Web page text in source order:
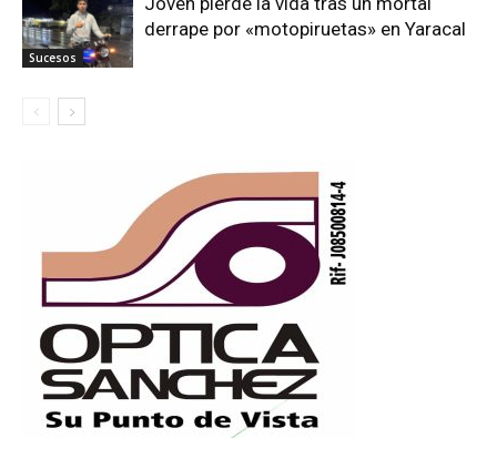
Sucesos
derrape por «motopiruetas» en Yaracal